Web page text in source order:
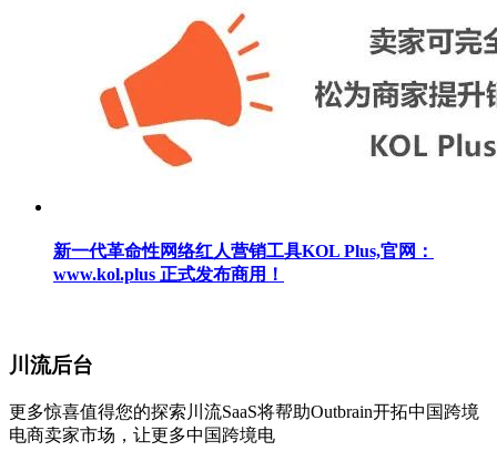
新一代革命性网络红人营销工具KOL Plus,官网：
www.kol.plus 正式发布商用！
川流后台
更多惊喜值得您的探索川流SaaS将帮助Outbrain开拓中国跨境
电商卖家市场，让更多中国跨境电